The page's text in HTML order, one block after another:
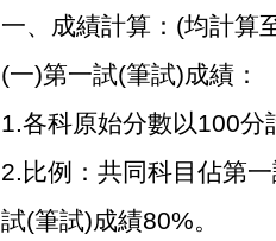
一、成績計算：(均計算
(一)第一試(筆試)成績：
1.各科原始分數以100分
2.比例：共同科目佔第
試(筆試)成績80%。